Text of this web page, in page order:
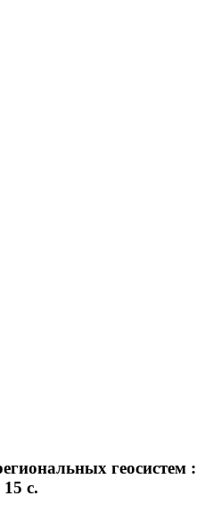
геосистем :
с.